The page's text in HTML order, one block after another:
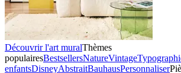
Découvrir l'art muralThèmes
populairesBestsellersNatureVintage
enfantsDisneyAbstraitBauhausPersonnaliser